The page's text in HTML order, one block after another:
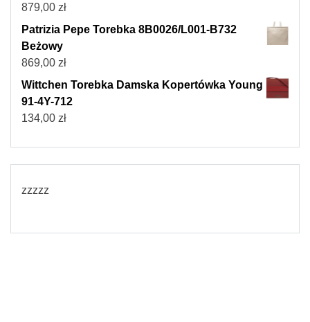
879,00 zł
Patrizia Pepe Torebka 8B0026/L001-B732
Beżowy
869,00 zł
Wittchen Torebka Damska Kopertówka Young
91-4Y-712
134,00 zł
zzzzz